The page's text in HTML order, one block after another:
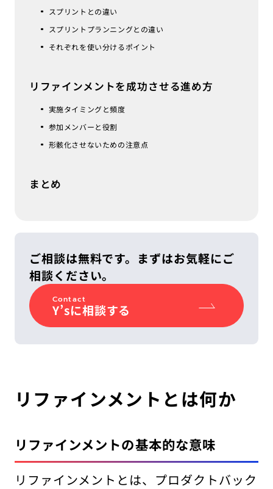
スプリントとの違い
スプリントプランニングとの違い
それぞれを使い分けるポイント
リファインメントを成功させる進め方
実施タイミングと頻度
参加メンバーと役割
形骸化させないための注意点
まとめ
ご相談は無料です。まずはお気軽にご
相談ください。
Contact
Y’sに相談する
リファインメントとは何か
リファインメントの基本的な意味
リファインメントとは、プロダクトバック